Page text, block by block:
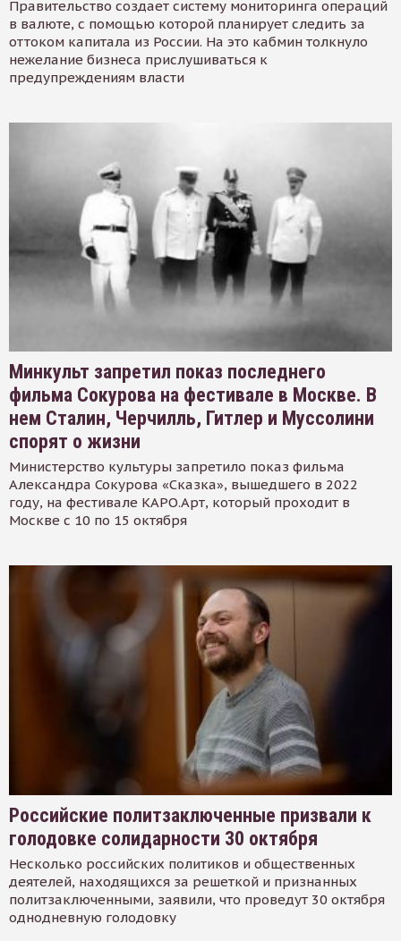
Правительство создает систему мониторинга операций
в валюте, с помощью которой планирует следить за
оттоком капитала из России. На это кабмин толкнуло
нежелание бизнеса прислушиваться к
предупреждениям власти
Минкульт запретил показ последнего
фильма Сокурова на фестивале в Москве. В
нем Сталин, Черчилль, Гитлер и Муссолини
спорят о жизни
Министерство культуры запретило показ фильма
Александра Сокурова «Сказка», вышедшего в 2022
году, на фестивале КАРО.Арт, который проходит в
Москве с 10 по 15 октября
Российские политзаключенные призвали к
голодовке солидарности 30 октября
Несколько российских политиков и общественных
деятелей, находящихся за решеткой и признанных
политзаключенными, заявили, что проведут 30 октября
однодневную голодовку